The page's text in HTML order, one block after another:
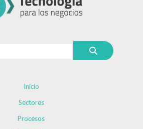
Inicio
Sectores
Procesos